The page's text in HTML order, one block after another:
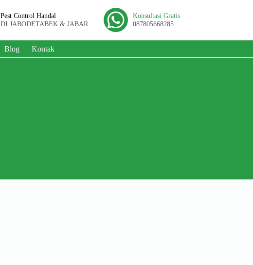
Pest Control Handal
DI JABODETABEK & JABAR
Konsultasi Gratis
087805668285
Blog Kontak